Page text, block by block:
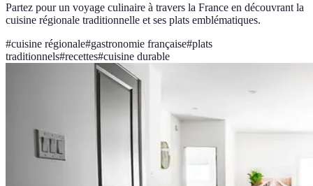
Partez pour un voyage culinaire à travers la France en découvrant la
cuisine régionale traditionnelle et ses plats emblématiques.
#cuisine régionale#gastronomie française#plats
traditionnels#recettes#cuisine durable